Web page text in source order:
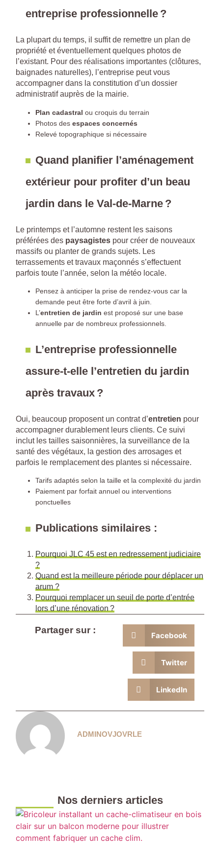
entreprise professionnelle ?
La plupart du temps, il suffit de remettre un plan de
propriété et éventuellement quelques photos de
l’existant. Pour des réalisations importantes (clôtures,
baignades naturelles), l’entreprise peut vous
accompagner dans la constitution d’un dossier
administratif auprès de la mairie.
Plan cadastral ou croquis du terrain
Photos des espaces concernés
Relevé topographique si nécessaire
Quand planifier l’aménagement
extérieur pour profiter d’un beau
jardin dans le Val-de-Marne ?
Le printemps et l’automne restent les saisons
préférées des paysagistes pour créer de nouveaux
massifs ou planter de grands sujets. Les
terrassements et travaux maçonnés s’effectuent
parfois toute l’année, selon la météo locale.
Pensez à anticiper la prise de rendez-vous car la
demande peut être forte d’avril à juin.
L’entretien de jardin est proposé sur une base
annuelle par de nombreux professionnels.
L’entreprise professionnelle
assure-t-elle l’entretien du jardin
après travaux ?
Oui, beaucoup proposent un contrat d’entretien pour
accompagner durablement leurs clients. Ce suivi
inclut les tailles saisonnières, la surveillance de la
santé des végétaux, la gestion des arrosages et
parfois le remplacement des plantes si nécessaire.
Tarifs adaptés selon la taille et la complexité du jardin
Paiement par forfait annuel ou interventions
ponctuelles
Publications similaires :
Pourquoi JLC 45 est en redressement judiciaire
?
Quand est la meilleure période pour déplacer un
arum ?
Pourquoi remplacer un seuil de porte d’entrée
lors d’une rénovation ?
Partager sur : Facebook
Twitter
LinkedIn
ADMINOVJOVRLE
Nos derniers articles